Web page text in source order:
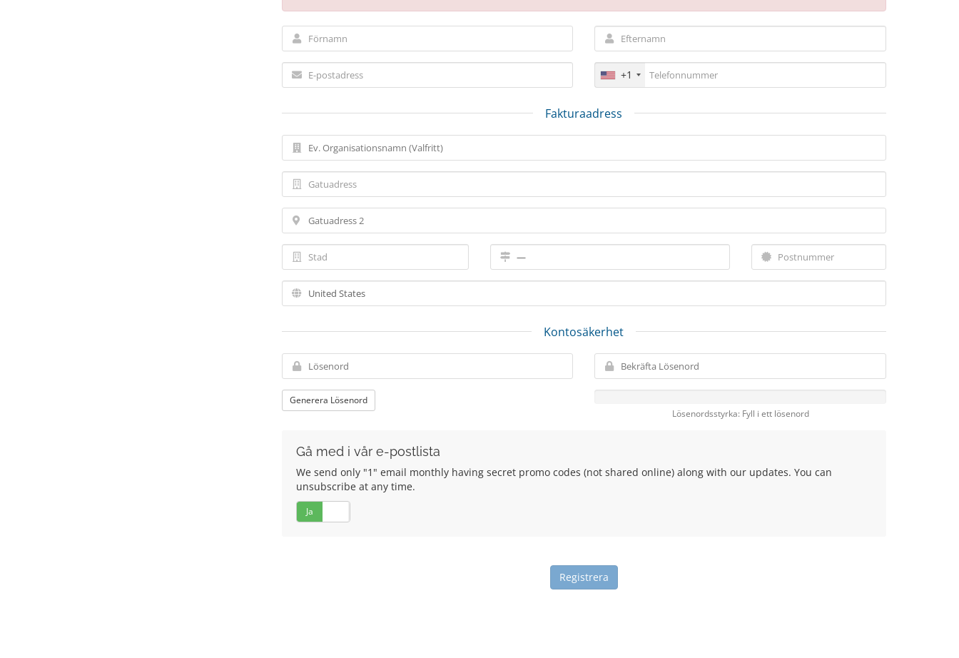
+1
Fakturaadress
Kontosäkerhet
Generera Lösenord
Lösenordsstyrka: Fyll i ett lösenord
Gå med i vår e-postlista
We send only "1" email monthly having secret promo codes (not shared online) along with our updates. You can
unsubscribe at any time.
Ja